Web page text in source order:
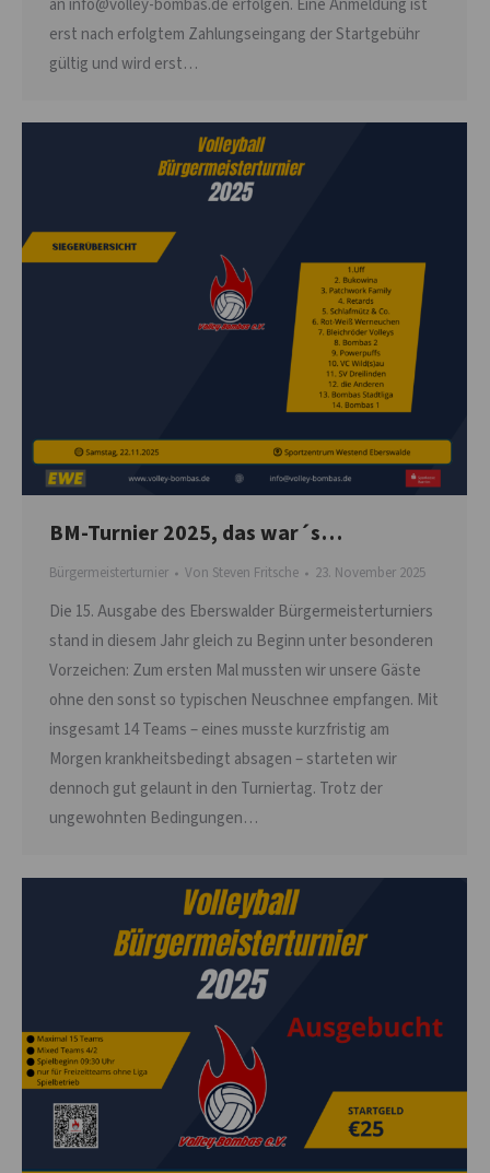
an info@volley-bombas.de erfolgen. Eine Anmeldung ist
erst nach erfolgtem Zahlungseingang der Startgebühr
gültig und wird erst…
BM-Turnier 2025, das war´s…
Bürgermeisterturnier Von Steven Fritsche 23. November 2025
Die 15. Ausgabe des Eberswalder Bürgermeisterturniers
stand in diesem Jahr gleich zu Beginn unter besonderen
Vorzeichen: Zum ersten Mal mussten wir unsere Gäste
ohne den sonst so typischen Neuschnee empfangen. Mit
insgesamt 14 Teams – eines musste kurzfristig am
Morgen krankheitsbedingt absagen – starteten wir
dennoch gut gelaunt in den Turniertag. Trotz der
ungewohnten Bedingungen…